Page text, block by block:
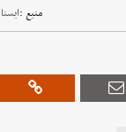
منبع :ايسنا